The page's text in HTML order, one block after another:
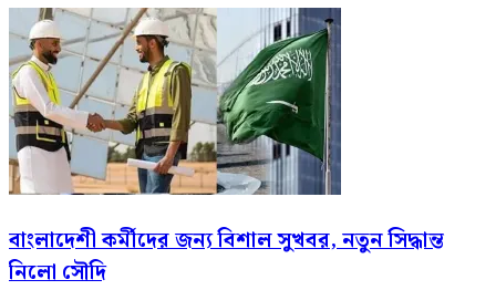
বাংলাদেশী কর্মীদের জন্য বিশাল সুখবর, নতুন সিদ্ধান্ত
নিলো সৌদি